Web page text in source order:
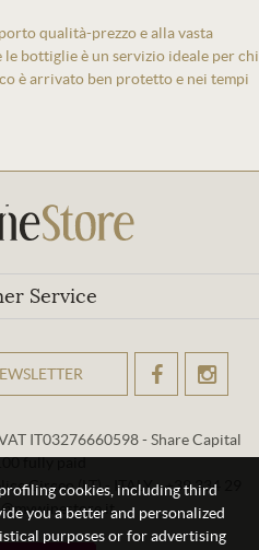
qualità-prezzo e alla vasta
bottiglie è un servizio ideale per chi
è arrivato ben protetto e nei tempi
Service
cookies, including third
you a better and personalized
purposes or for advertising
IT03276660598 - Share Capital
fully paid
Circeo (LT) - ITALY - +39 334 29